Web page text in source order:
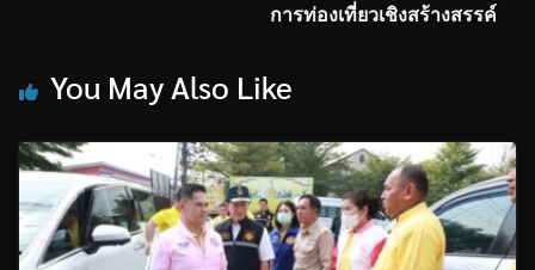
การท่องเที่ยวเชิงสร้างสรรค์
You May Also Like